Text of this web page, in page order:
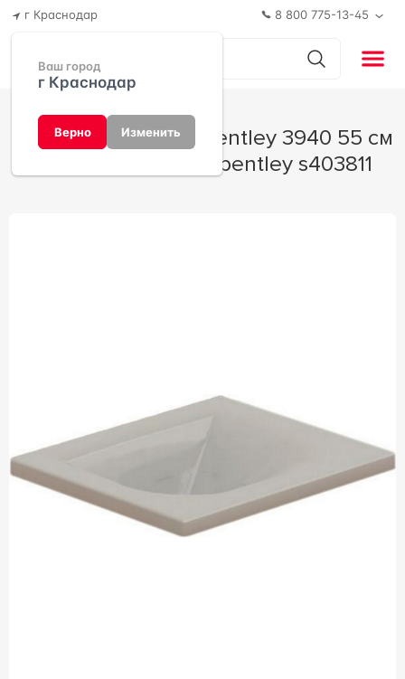
г Краснодар
Ваш город
г Краснодар
Верно Изменить
8 800 775-13-45
55x20x37 Kerasan bentley s403811